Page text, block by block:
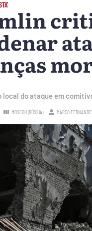
local do ataque em
MOSCOU (RÚSSIA) MARCO